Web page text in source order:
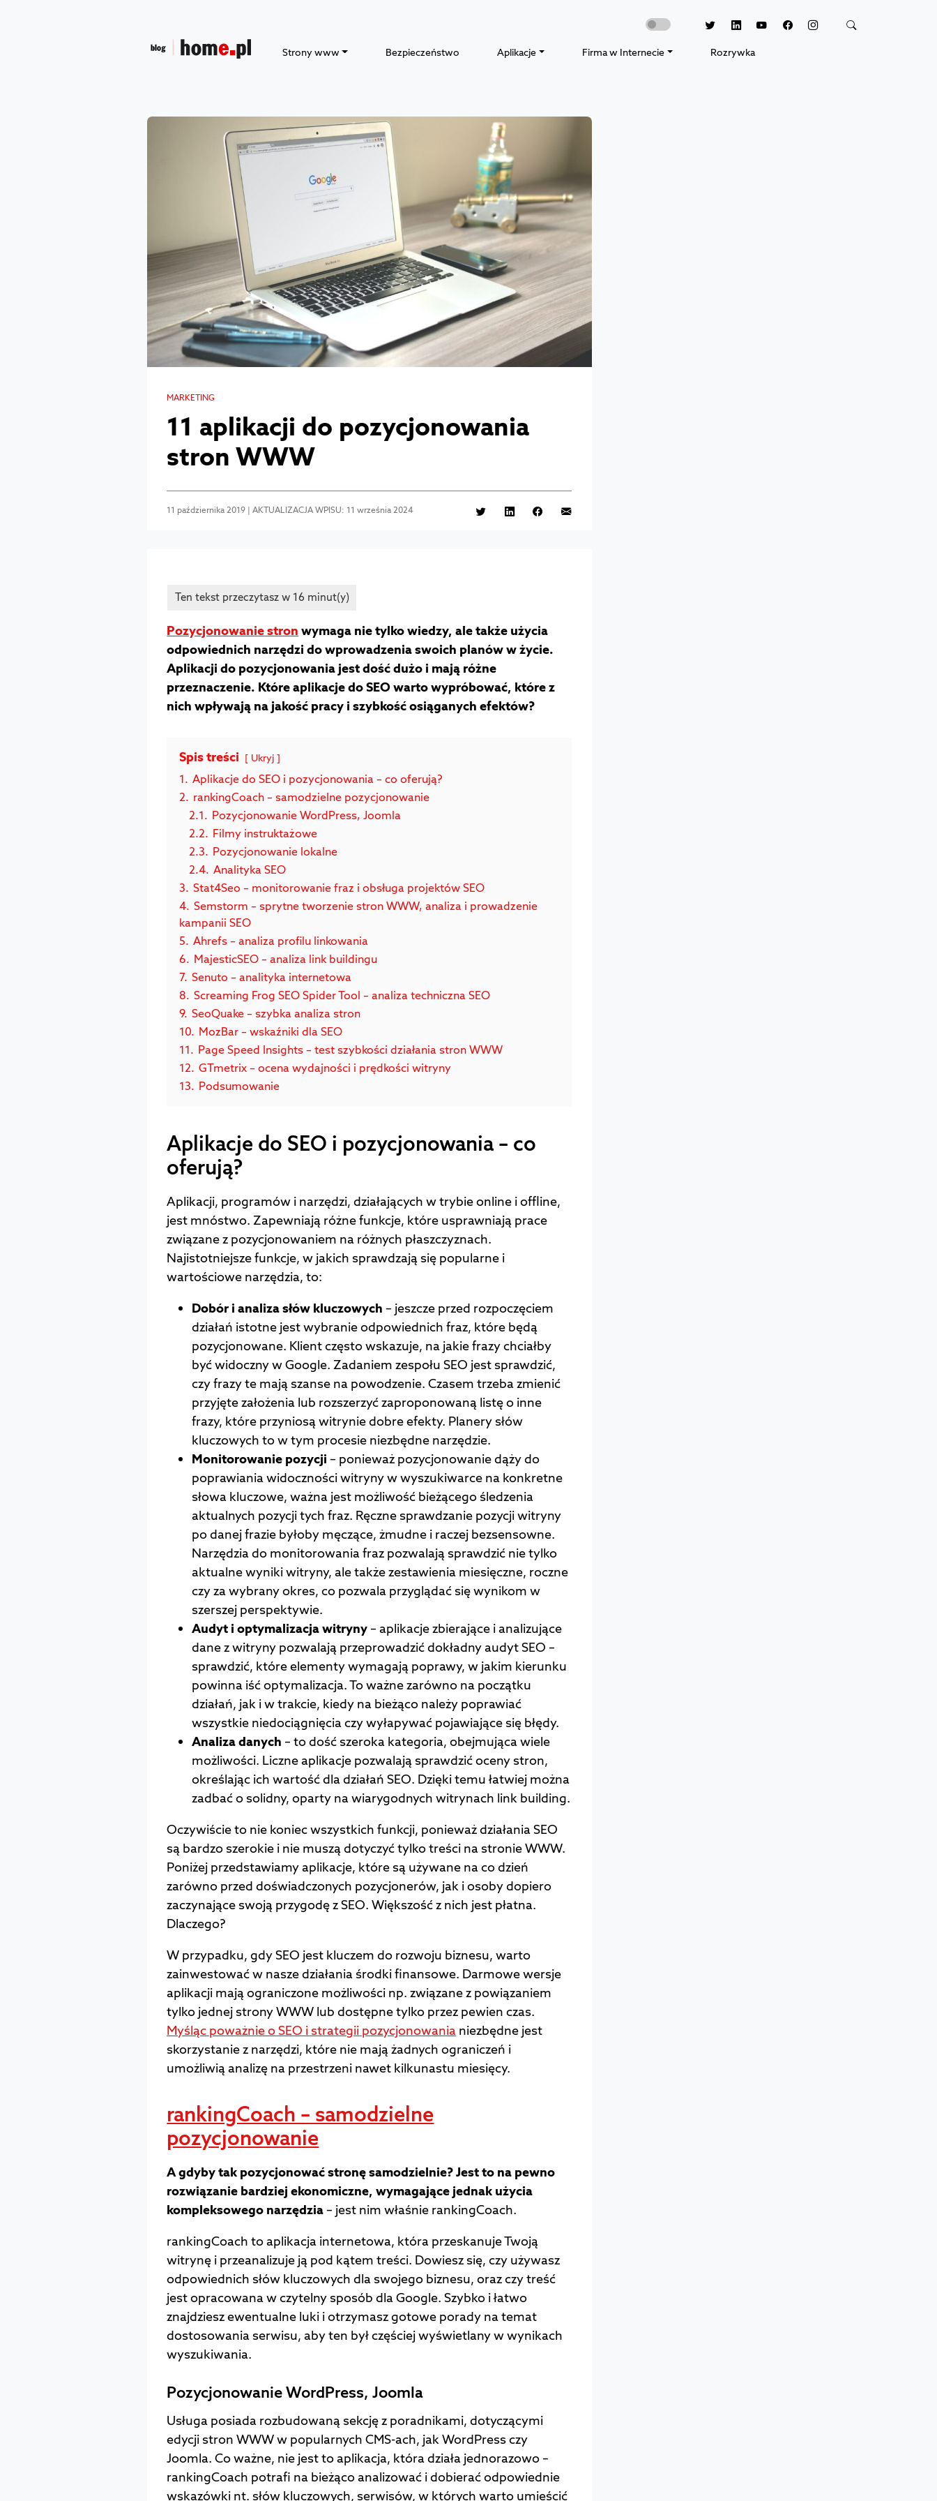
Strony www Bezpieczeństwo Aplikacje Firma w Internecie Rozrywka
MARKETING
11 aplikacji do pozycjonowania
stron WWW
11 października 2019 | AKTUALIZACJA WPISU: 11 września 2024
Pozycjonowanie stron wymaga nie tylko wiedzy, ale także użycia
odpowiednich narzędzi do wprowadzenia swoich planów w życie.
Aplikacji do pozycjonowania jest dość dużo i mają różne
przeznaczenie. Które aplikacje do SEO warto wypróbować, które z
nich wpływają na jakość pracy i szybkość osiąganych efektów?
Spis treści Ukryj
1. Aplikacje do SEO i pozycjonowania – co oferują?
2. rankingCoach – samodzielne pozycjonowanie
2.1. Pozycjonowanie WordPress, Joomla
2.2. Filmy instruktażowe
2.3. Pozycjonowanie lokalne
2.4. Analityka SEO
3. Stat4Seo – monitorowanie fraz i obsługa projektów SEO
4. Semstorm – sprytne tworzenie stron WWW, analiza i prowadzenie
kampanii SEO
5. Ahrefs – analiza profilu linkowania
6. MajesticSEO – analiza link buildingu
7. Senuto – analityka internetowa
8. Screaming Frog SEO Spider Tool – analiza techniczna SEO
9. SeoQuake – szybka analiza stron
10. MozBar – wskaźniki dla SEO
11. Page Speed Insights – test szybkości działania stron WWW
12. GTmetrix – ocena wydajności i prędkości witryny
13. Podsumowanie
Aplikacje do SEO i pozycjonowania – co
oferują?
Aplikacji, programów i narzędzi, działających w trybie online i offline,
jest mnóstwo. Zapewniają różne funkcje, które usprawniają prace
związane z pozycjonowaniem na różnych płaszczyznach.
Najistotniejsze funkcje, w jakich sprawdzają się popularne i
wartościowe narzędzia, to:
Dobór i analiza słów kluczowych – jeszcze przed rozpoczęciem
działań istotne jest wybranie odpowiednich fraz, które będą
pozycjonowane. Klient często wskazuje, na jakie frazy chciałby
być widoczny w Google. Zadaniem zespołu SEO jest sprawdzić,
czy frazy te mają szanse na powodzenie. Czasem trzeba zmienić
przyjęte założenia lub rozszerzyć zaproponowaną listę o inne
frazy, które przyniosą witrynie dobre efekty. Planery słów
kluczowych to w tym procesie niezbędne narzędzie.
Monitorowanie pozycji – ponieważ pozycjonowanie dąży do
poprawiania widoczności witryny w wyszukiwarce na konkretne
słowa kluczowe, ważna jest możliwość bieżącego śledzenia
aktualnych pozycji tych fraz. Ręczne sprawdzanie pozycji witryny
po danej frazie byłoby męczące, żmudne i raczej bezsensowne.
Narzędzia do monitorowania fraz pozwalają sprawdzić nie tylko
aktualne wyniki witryny, ale także zestawienia miesięczne, roczne
czy za wybrany okres, co pozwala przyglądać się wynikom w
szerszej perspektywie.
Audyt i optymalizacja witryny – aplikacje zbierające i analizujące
dane z witryny pozwalają przeprowadzić dokładny audyt SEO –
sprawdzić, które elementy wymagają poprawy, w jakim kierunku
powinna iść optymalizacja. To ważne zarówno na początku
działań, jak i w trakcie, kiedy na bieżąco należy poprawiać
wszystkie niedociągnięcia czy wyłapywać pojawiające się błędy.
Analiza danych – to dość szeroka kategoria, obejmująca wiele
możliwości. Liczne aplikacje pozwalają sprawdzić oceny stron,
określając ich wartość dla działań SEO. Dzięki temu łatwiej można
zadbać o solidny, oparty na wiarygodnych witrynach link building.
Oczywiście to nie koniec wszystkich funkcji, ponieważ działania SEO
są bardzo szerokie i nie muszą dotyczyć tylko treści na stronie WWW.
Poniżej przedstawiamy aplikacje, które są używane na co dzień
zarówno przed doświadczonych pozycjonerów, jak i osoby dopiero
zaczynające swoją przygodę z SEO. Większość z nich jest płatna.
Dlaczego?
W przypadku, gdy SEO jest kluczem do rozwoju biznesu, warto
zainwestować w nasze działania środki finansowe. Darmowe wersje
aplikacji mają ograniczone możliwości np. związane z powiązaniem
tylko jednej strony WWW lub dostępne tylko przez pewien czas.
Myśląc poważnie o SEO i strategii pozycjonowania niezbędne jest
skorzystanie z narzędzi, które nie mają żadnych ograniczeń i
umożliwią analizę na przestrzeni nawet kilkunastu miesięcy.
rankingCoach – samodzielne
pozycjonowanie
A gdyby tak pozycjonować stronę samodzielnie? Jest to na pewno
rozwiązanie bardziej ekonomiczne, wymagające jednak użycia
kompleksowego narzędzia – jest nim właśnie rankingCoach.
rankingCoach to aplikacja internetowa, która przeskanuje Twoją
witrynę i przeanalizuje ją pod kątem treści. Dowiesz się, czy używasz
odpowiednich słów kluczowych dla swojego biznesu, oraz czy treść
jest opracowana w czytelny sposób dla Google. Szybko i łatwo
znajdziesz ewentualne luki i otrzymasz gotowe porady na temat
dostosowania serwisu, aby ten był częściej wyświetlany w wynikach
wyszukiwania.
Pozycjonowanie WordPress, Joomla
Usługa posiada rozbudowaną sekcję z poradnikami, dotyczącymi
edycji stron WWW w popularnych CMS-ach, jak WordPress czy
Joomla. Co ważne, nie jest to aplikacja, która działa jednorazowo –
rankingCoach potrafi na bieżąco analizować i dobierać odpowiednie
wskazówki nt. słów kluczowych, serwisów, w których warto umieścić